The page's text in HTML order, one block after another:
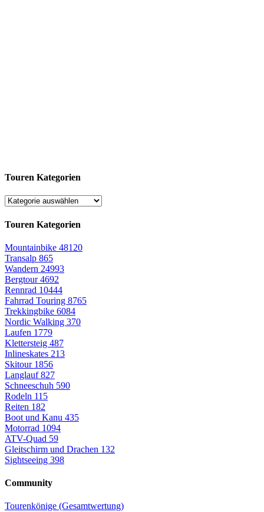
Touren Kategorien
Touren Kategorien
Mountainbike 48120
Transalp 865
Wandern 24993
Bergtour4692
Rennrad 10444
Fahrrad Touring 8765
Trekkingbike 6084
Nordic Walking 370
Laufen 1779
Klettersteig 487
Inlineskates 213
Skitour 1856
Langlauf827
Schneeschuh 590
Rodeln 115
Reiten 182
Boot und Kanu 435
Motorrad 1094
ATV-Quad 59
Gleitschirm und Drachen 132
Sightseeing 398
Community
Tourenkönige (Gesamtwertung)